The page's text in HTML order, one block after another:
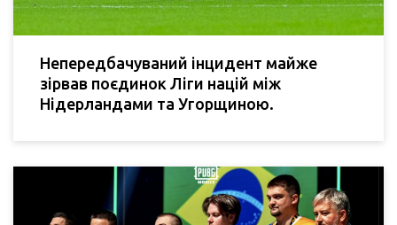
Непередбачуваний інцидент майже
зірвав поєдинок Ліги націй між
Нідерландами та Угорщиною.